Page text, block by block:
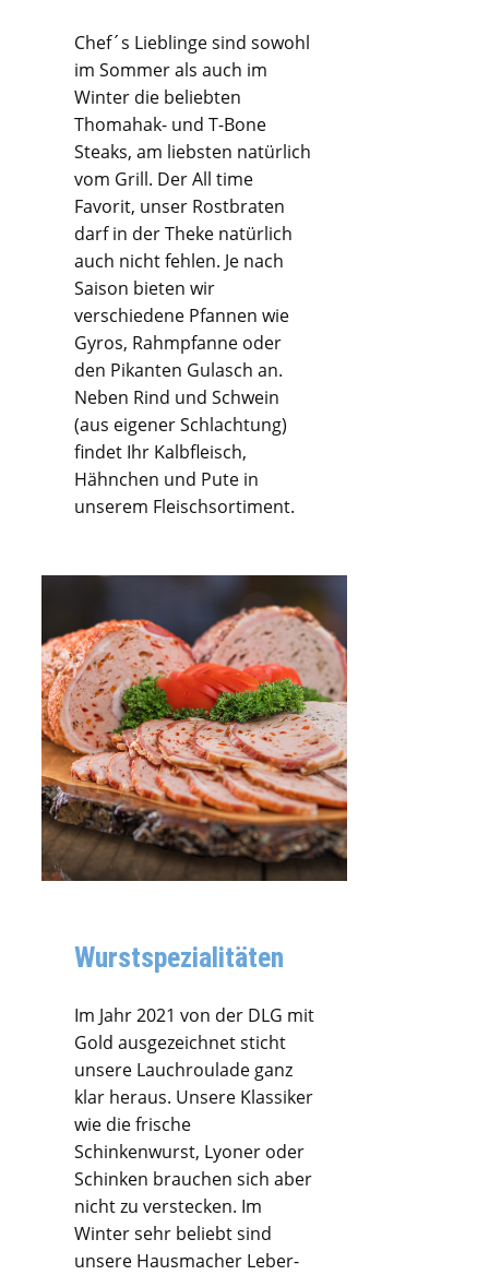
Chef´s Lieblinge sind sowohl
im Sommer als auch im
Winter die beliebten
Thomahak- und T-Bone
Steaks, am liebsten natürlich
vom Grill. Der All time
Favorit, unser Rostbraten
darf in der Theke natürlich
auch nicht fehlen. Je nach
Saison bieten wir
verschiedene Pfannen wie
Gyros, Rahmpfanne oder
den Pikanten Gulasch an.
Neben Rind und Schwein
(aus eigener Schlachtung)
findet Ihr Kalbfleisch,
Hähnchen und Pute in
unserem Fleischsortiment.
Wurstspezialitäten
Im Jahr 2021 von der DLG mit
Gold ausgezeichnet sticht
unsere Lauchroulade ganz
klar heraus. Unsere Klassiker
wie die frische
Schinkenwurst, Lyoner oder
Schinken brauchen sich aber
nicht zu verstecken. Im
Winter sehr beliebt sind
unsere Hausmacher Leber-